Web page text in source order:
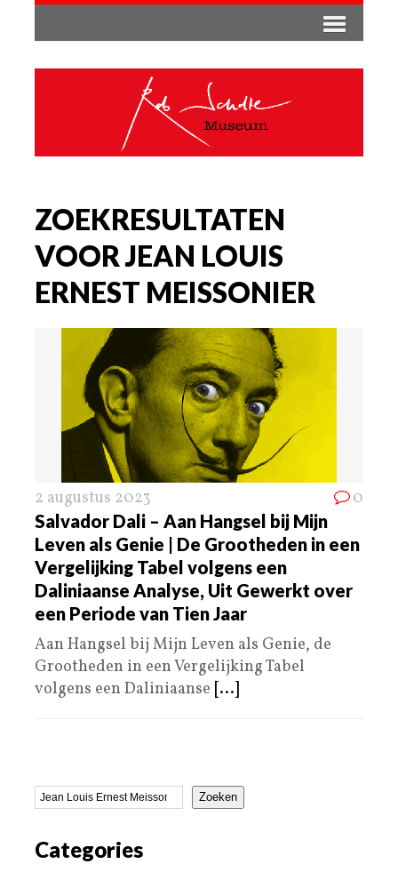
ZOEKRESULTATEN
VOOR JEAN LOUIS
ERNEST MEISSONIER
2 augustus 2023 0
Salvador Dali – Aan Hangsel bij Mijn
Leven als Genie | De Grootheden in een
Vergelijking Tabel volgens een
Daliniaanse Analyse, Uit Gewerkt over
een Periode van Tien Jaar
Aan Hangsel bij Mijn Leven als Genie, de
Grootheden in een Vergelijking Tabel
volgens een Daliniaanse [...]
Zoeken
Categories